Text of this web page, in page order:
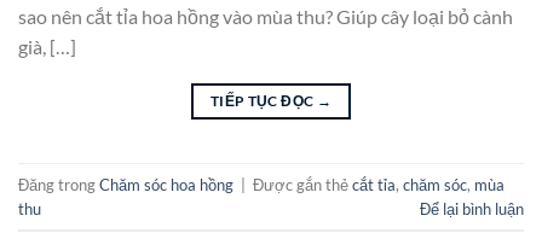
sao nên cắt tỉa hoa hồng vào mùa thu? Giúp cây loại bỏ cành
già, […]
TIẾP TỤC ĐỌC →
Đăng trongChăm sóc hoa hồng Được gắn thẻcắt tỉa, chăm sóc, mùa
thu
Để lại bình luận